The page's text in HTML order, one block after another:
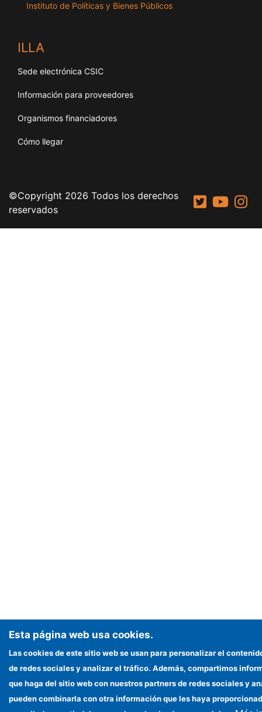
Instituto de Políticas y Bienes Públicos
ILLA
Sede electrónica CSIC
Información para proveedores
Organismos financiadores
Cómo llegar
©Copyright 2026 Todos los derechos
reservados
Esta página web usa cookies.
Las cookies de este sitio web se usan para personalizar el
de redes sociales y analizar el tráfico. Además, compartimos
que haga del sitio web con nuestros partners de redes sociales y
pueden combinarla con otra información que les haya